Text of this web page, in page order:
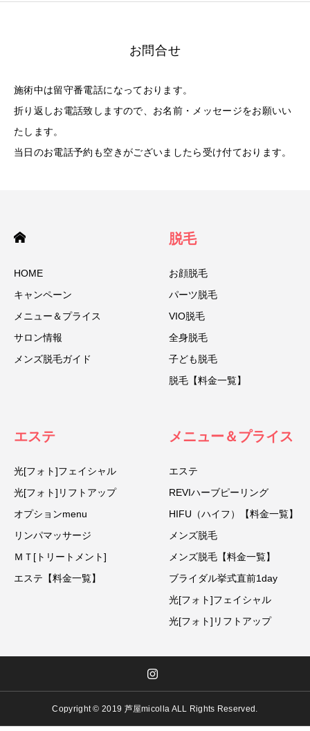
お問合せ
施術中は留守番電話になっております。
折り返しお電話致しますので、お名前・メッセージをお願いい
たします。
当日のお電話予約も空きがございましたら受け付ております。
HOME
キャンペーン
メニュー＆プライス
サロン情報
メンズ脱毛ガイド
脱毛
お顔脱毛
パーツ脱毛
VIO脱毛
全身脱毛
子ども脱毛
脱毛【料金一覧】
エステ
光[フォト]フェイシャル
光[フォト]リフトアップ
オプションmenu
リンパマッサージ
ＭＴ[トリートメント]
エステ【料金一覧】
メニュー＆プライス
エステ
REVIハーブピーリング
HIFU（ハイフ）【料金一覧】
メンズ脱毛
メンズ脱毛【料金一覧】
ブライダル挙式直前1day
光[フォト]フェイシャル
光[フォト]リフトアップ
Copyright © 2019 芦屋micolla ALL Rights Reserved.